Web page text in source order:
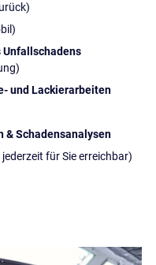
und Lackierarbeiten
& Schadensanalysen
für Sie erreichbar)